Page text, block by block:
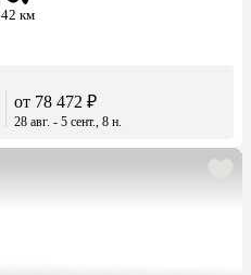
42 км
от 78 472 ₽
28 авг. - 5 сент., 8 н.